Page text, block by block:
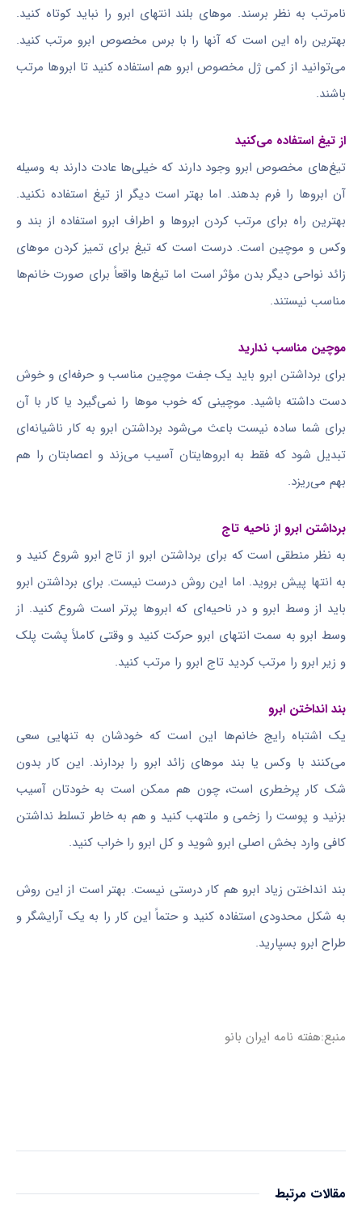
نامرتب به نظر برسند. موهای بلند انتهای ابرو را نباید کوتاه کنید.
بهترین راه این است که آنها را با برس مخصوص ابرو مرتب کنید.
می‌توانید از کمی ژل مخصوص ابرو هم استفاده کنید تا ابروها مرتب
باشند.
از تیغ استفاده می‌کنید
تیغ‌های مخصوص ابرو وجود دارند که خیلی‌ها عادت دارند به وسیله
آن ابروها را فرم بدهند. اما بهتر است دیگر از تیغ استفاده نکنید.
بهترین راه برای مرتب کردن ابروها و اطراف ابرو استفاده از بند و
وکس و موچین است. درست است که تیغ برای تمیز کردن موهای
زائد نواحی دیگر بدن مؤثر است اما تیغ‌ها واقعاً برای صورت خانم‌ها
مناسب نیستند.
موچین مناسب ندارید
برای برداشتن ابرو باید یک جفت موچین مناسب و حرفه‌ای و خوش
دست داشته باشید. موچینی که خوب موها را نمی‌گیرد یا کار با آن
برای شما ساده نیست باعث می‌شود برداشتن ابرو به کار ناشیانه‌ای
تبدیل شود که فقط به ابروهایتان آسیب می‌زند و اعصابتان را هم
بهم می‌ریزد.
برداشتن ابرو از ناحیه تاج
به نظر منطقی است که برای برداشتن ابرو از تاج ابرو شروع کنید و
به انتها پیش بروید. اما این روش درست نیست. برای برداشتن ابرو
باید از وسط ابرو و در ناحیه‌ای که ابروها پرتر است شروع کنید. از
وسط ابرو به سمت انتهای ابرو حرکت کنید و وقتی کاملاً پشت پلک
و زیر ابرو را مرتب کردید تاج ابرو را مرتب کنید.
بند انداختن ابرو
یک اشتباه رایج خانم‌ها این است که خودشان به تنهایی سعی
می‌کنند با وکس یا بند موهای زائد ابرو را بردارند. این کار بدون
شک کار پرخطری است، چون هم ممکن است به خودتان آسیب
بزنید و پوست را زخمی و ملتهب کنید و هم به خاطر تسلط نداشتن
کافی وارد بخش اصلی ابرو شوید و کل ابرو را خراب کنید.
بند انداختن زیاد ابرو هم کار درستی نیست. بهتر است از این روش
به شکل محدودی استفاده کنید و حتماً این کار را به یک آرایشگر و
طراح ابرو بسپارید.
منبع:هفته نامه ایران بانو
مقالات مرتبط